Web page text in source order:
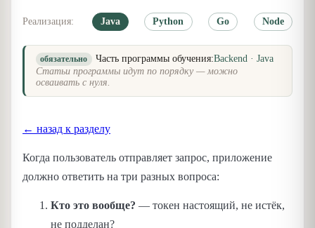
Реализация: Java Python Go Node
обязательно Часть программы обучения:Backend · Java
Статьи программы идут по порядку — можно
осваивать с нуля.
← назад к разделу
Когда пользователь отправляет запрос, приложение
должно ответить на три разных вопроса:
Кто это вообще? — токен настоящий, не истёк,
не подделан?